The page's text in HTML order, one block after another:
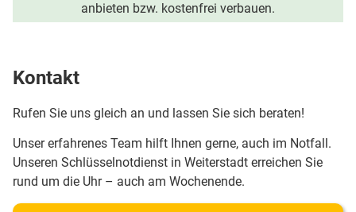
anbieten bzw. kostenfrei verbauen.
Kontakt
Rufen Sie uns gleich an und lassen Sie sich beraten!
Unser erfahrenes Team hilft Ihnen gerne, auch im Notfall.
Unseren Schlüsselnotdienst in Weiterstadt erreichen Sie
rund um die Uhr – auch am Wochenende.